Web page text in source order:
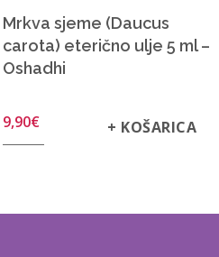
Mrkva sjeme (Daucus
carota) eterično ulje 5 ml –
Oshadhi
9,90€ + KOŠARICA